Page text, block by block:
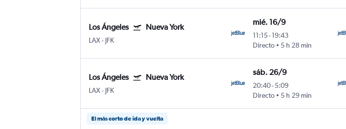
Los Ángeles Nueva York
LAX- JFK
mié. 16/9
11:15-19:43
Directo
5 h 28 min
Los Ángeles Nueva York
LAX- JFK
sáb. 26/9
20:40-5:09
Directo
5 h 29 min
El más corto de ida y vuelta